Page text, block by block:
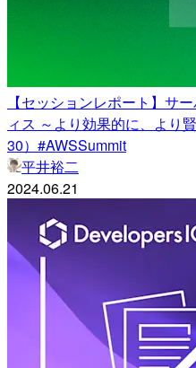
【セッションレポート】サ
ィス ～より効果的に、より
30）#AWSSummit
平井裕二
2024.06.21